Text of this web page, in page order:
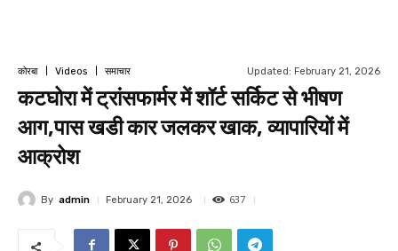
कोरबा Videos समाचार Updated: February 21, 2026
कटघोरा में ट्रांसफार्मर में शॉर्ट सर्किट से भीषण
आग,पास खडी कार जलकर खाक, व्यापारियों में
आक्रोश
By admin February 21, 2026 637